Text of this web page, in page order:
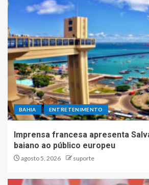
BAHIA ENTRETENIMENTO
Imprensa francesa apresenta
baiano ao público europeu
agosto 5, 2026 suporte